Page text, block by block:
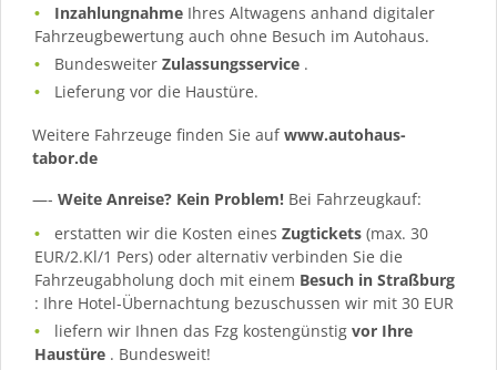
Inzahlungnahme Ihres Altwagens anhand digitaler
Fahrzeugbewertung auch ohne Besuch im Autohaus.
BundesweiterZulassungsservice .
Lieferung vor die Haustüre.
Weitere Fahrzeuge finden Sie aufwww.autohaus-
tabor.de
—- Weite Anreise? Kein Problem! Bei Fahrzeugkauf:
erstatten wir die Kosten einesZugtickets(max. 30
EUR/2.Kl/1 Pers) oder alternativ verbinden Sie die
Fahrzeugabholung doch mit einem Besuch in Straßburg
: Ihre Hotel-Übernachtung bezuschussen wir mit 30 EUR
liefern wir Ihnen das Fzg kostengünstigvor Ihre
Haustüre . Bundesweit!